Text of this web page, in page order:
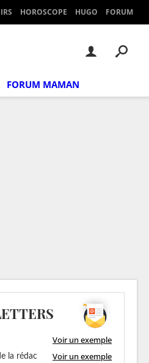
HOROSCOPE HUGO FORUM
FORUM MAMAN
Voir un exemple
la rédac Voir un exemple